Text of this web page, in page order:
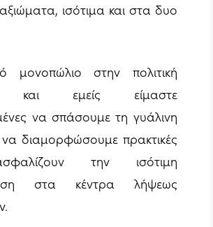
ισότιμα και στα δυο
μονοπώλιο στην πολιτική
και εμείς είμαστε
να σπάσουμε τη γυάλινη
διαμορφώσουμε πρακτικές
την ισότιμη
στα κέντρα λήψεως